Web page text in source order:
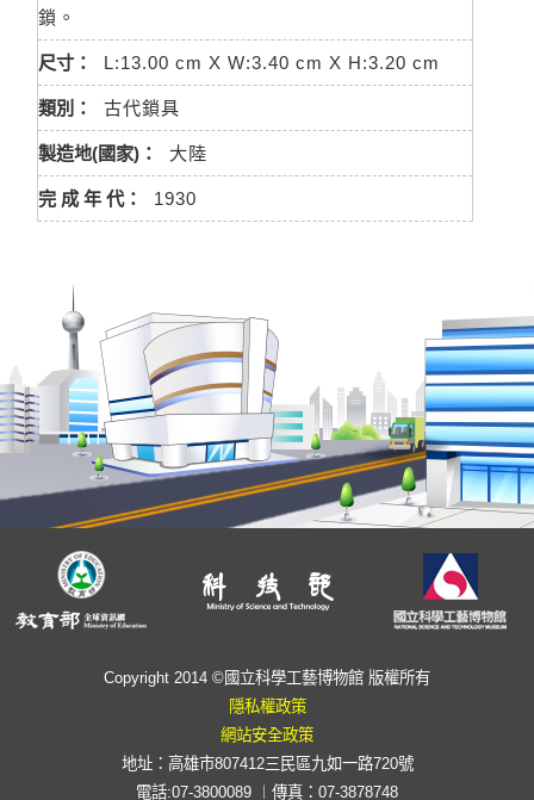
鎖。
尺寸： L:13.00 cm X W:3.40 cm X H:3.20 cm
類別： 古代鎖具
製造地(國家)： 大陸
完 成 年 代： 1930
Copyright 2014 ©國立科學工藝博物館 版權所有
隱私權政策
網站安全政策
地址：高雄市807412三民區九如一路720號
電話:07-3800089 ︱傳真：07-3878748